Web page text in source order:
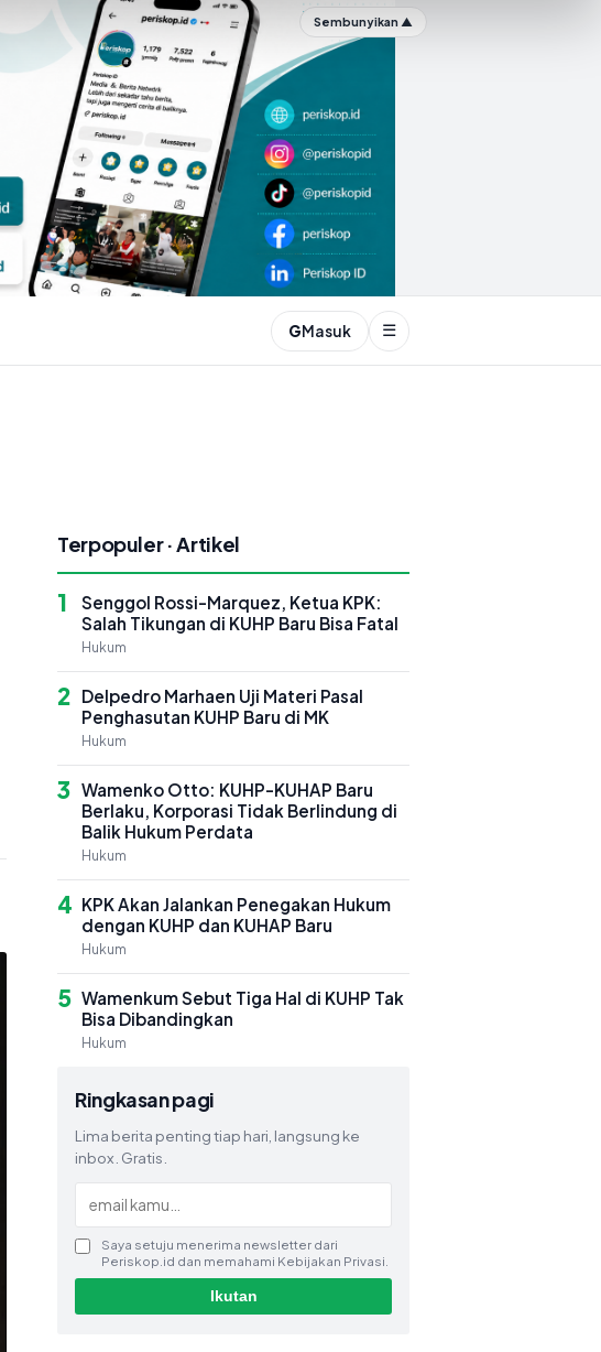
Sembunyikan ▲
GMasuk ☰
Terpopuler · Artikel
1
Senggol Rossi-Marquez, Ketua KPK:
Salah Tikungan di KUHP Baru Bisa Fatal
Hukum
2 Delpedro Marhaen Uji Materi Pasal
Penghasutan KUHP Baru di MK
Hukum
3 Wamenko Otto: KUHP-KUHAP Baru
Berlaku, Korporasi Tidak Berlindung di
Balik Hukum Perdata
Hukum
4 KPK Akan Jalankan Penegakan Hukum
dengan KUHP dan KUHAP Baru
Hukum
5 Wamenkum Sebut Tiga Hal di KUHP Tak
Bisa Dibandingkan
Hukum
Ringkasan pagi
Lima berita penting tiap hari, langsung ke
inbox. Gratis.
Saya setuju menerima newsletter dari
Periskop.id dan memahami Kebijakan Privasi.
Ikutan